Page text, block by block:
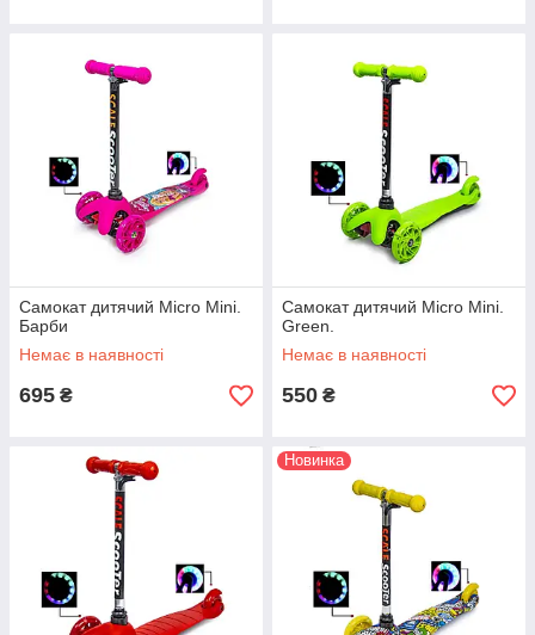
Самокат дитячий Micro Mini.
Барби
Немає в наявності
695 ₴
Самокат дитячий Micro Mini.
Green.
Немає в наявності
550 ₴
Новинка